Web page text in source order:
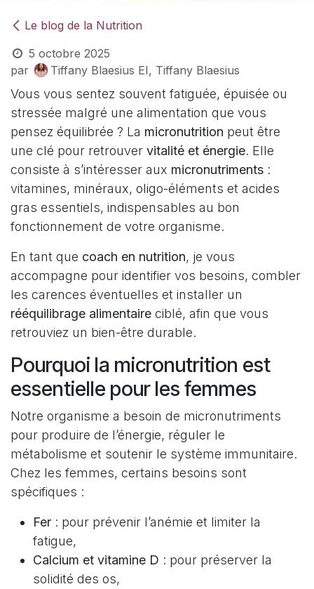
Le blog de la Nutrition
5 octobre 2025
par
Tiffany Blaesius EI, Tiffany Blaesius
Vous vous sentez souvent fatiguée, épuisée ou
stressée malgré une alimentation que vous
pensez équilibrée ? La micronutrition peut être
une clé pour retrouver vitalité et énergie. Elle
consiste à s’intéresser aux micronutriments :
vitamines, minéraux, oligo-éléments et acides
gras essentiels, indispensables au bon
fonctionnement de votre organisme.
En tant que coach en nutrition, je vous
accompagne pour identifier vos besoins, combler
les carences éventuelles et installer un
rééquilibrage alimentaire ciblé, afin que vous
retrouviez un bien-être durable.
Pourquoi la micronutrition est
essentielle pour les femmes
Notre organisme a besoin de micronutriments
pour produire de l’énergie, réguler le
métabolisme et soutenir le système immunitaire.
Chez les femmes, certains besoins sont
spécifiques :
Fer : pour prévenir l’anémie et limiter la
fatigue,
Calcium et vitamine D : pour préserver la
solidité des os,